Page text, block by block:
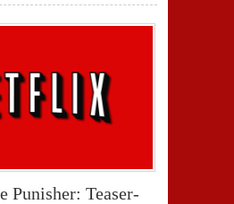
Punisher: Teaser-